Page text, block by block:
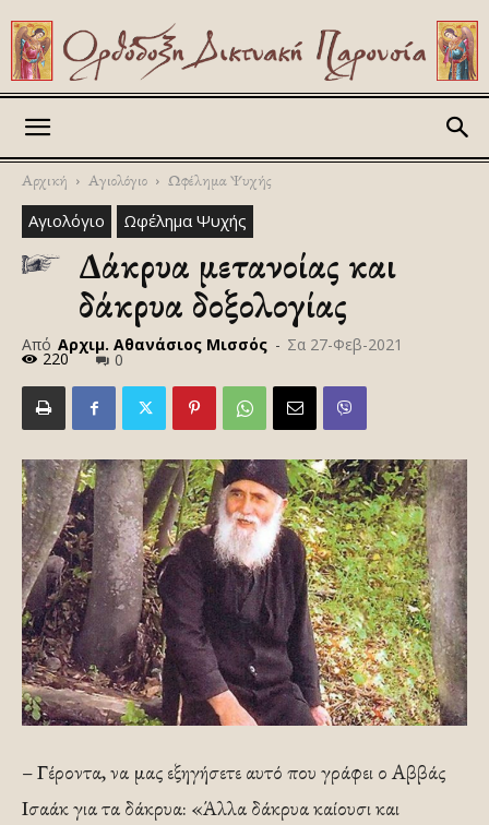
Αρχική Αγιολόγιο Ωφέλημα Ψυχής
Αγιολόγιο Ωφέλημα Ψυχής
Δάκρυα μετανοίας και
δάκρυα δοξολογίας
Από Αρχιμ. Αθανάσιος Μισσός - Σα 27-Φεβ-2021
220 0
– Γέροντα, να μας εξηγήσετε αυτό που γράφει ο Αββάς
Ισαάκ για τα δάκρυα: «Άλλα δάκρυα καίουσι και